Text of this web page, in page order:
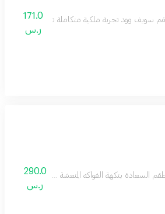
سويف وود تجربة ملكية متكاملة تبدأ بعطر فاخر
171.0
ر.س
السعادة بنكهة الفواكه المنعشة وعبق الزهور
290.0
ر.س